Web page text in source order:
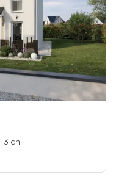
| 3 ch.